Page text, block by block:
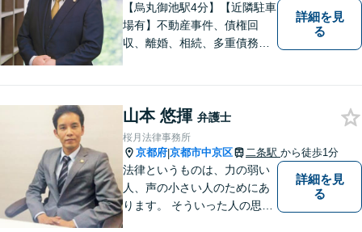
【烏丸御池駅4分】【近隣駐車
場有】不動産事件、債権回
収、離婚、相続、多重債務整
の高い法的サービスの提供を
行なっています。 ぜひご相談
ください。
詳細を見
る
山本 悠揮 弁護士
桜月法律事務所
京都府|京都市中京区 二条駅 から徒歩1分
法律というものは、力の弱い
人、声の小さい人のためにあ
ります。 そういった人の思い
詳細を見
る